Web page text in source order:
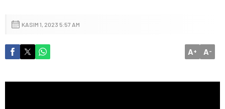
KASIM 1, 2023 5:57 AM
A+ A-